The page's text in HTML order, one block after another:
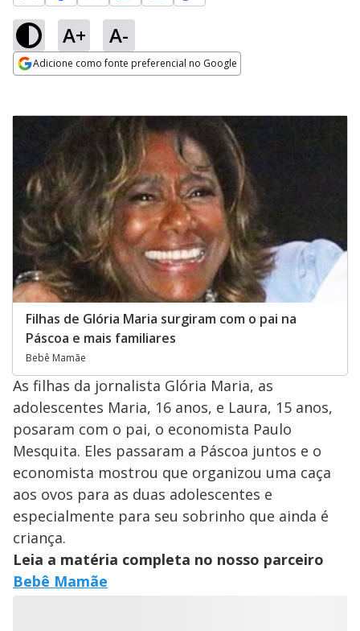
A+ A-
Adicione como fonte preferencial no Google
Filhas de Glória Maria surgiram com o pai na
Páscoa e mais familiares
Bebê Mamãe
As filhas da jornalista Glória Maria, as
adolescentes Maria, 16 anos, e Laura, 15 anos,
posaram com o pai, o economista Paulo
Mesquita. Eles passaram a Páscoa juntos e o
economista mostrou que organizou uma caça
aos ovos para as duas adolescentes e
especialmente para seu sobrinho que ainda é
criança.
Leia a matéria completa no nosso parceiro
Bebê Mamãe